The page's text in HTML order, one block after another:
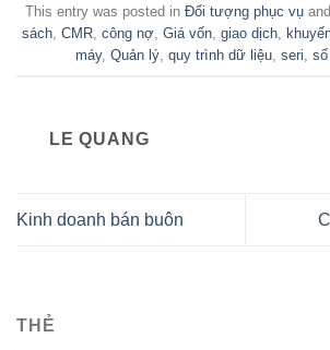
This entry was posted in Đối tượng phục vụ
sách, CMR, công nợ, Giá vốn, giao dịch,
máy, Quản lý, quy trình dữ liệu, seri, số
LE QUANG
Kinh doanh bán buôn
THẺ